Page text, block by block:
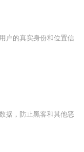
户的真实身份和位置信
据，防止黑客和其他恶